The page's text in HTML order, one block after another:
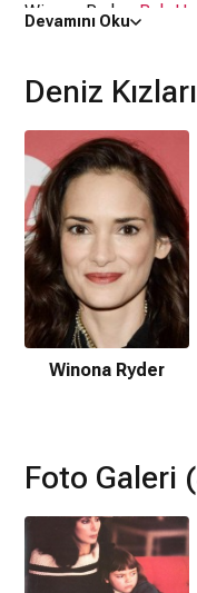
Winona Ryder, Bob
Ruhsar Gültekin
Ne zaman çıktı?
14 Haziran 1991
Deniz Kızları filmi
Deniz Kızları filmi
ABD
Kaç saat?
1 saat 50 dakika
IMDb puanı kaç?
Nereden
Netflix'te var mı?
Hayır. Film Netflix'te
Devamını Oku
Deniz
Winona Ryder
Foto Galeri